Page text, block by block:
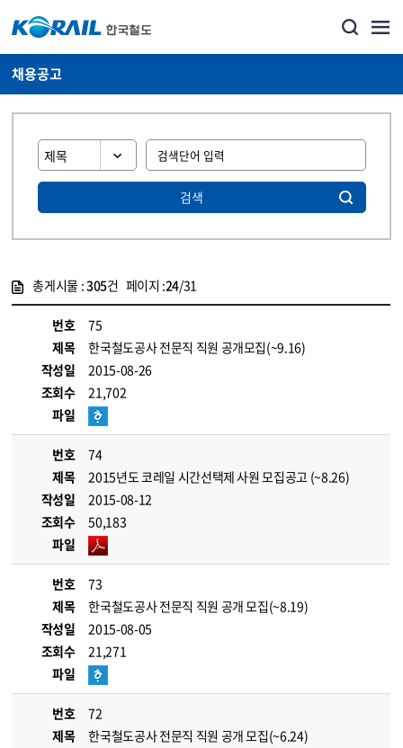
채용공고
검색
총게시물 :305건 페이지 :24/31
번호
75
제목
한국철도공사 전문직 직원 공개모집(~9.16)
작성일
2015-08-26
조회수
21,702
파일
번호
74
제목
2015년도 코레일 시간선택제 사원 모집공고 (~8.26)
작성일
2015-08-12
조회수
50,183
파일
번호
73
제목
한국철도공사 전문직 직원 공개 모집(~8.19)
작성일
2015-08-05
조회수
21,271
파일
번호
72
제목
한국철도공사 전문직 직원 공개 모집(~6.24)